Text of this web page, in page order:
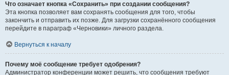
Что означает кнопка «Сохранить» при создании сообщения?
Эта кнопка позволяет вам сохранять сообщения для того, чтобы
закончить и отправить их позже. Для загрузки сохранённого сообщения
перейдите в параграф «Черновики» личного раздела.
Вернуться к началу
Почему моё сообщение требует одобрения?
Администратор конференции может решить, что сообщения требуют